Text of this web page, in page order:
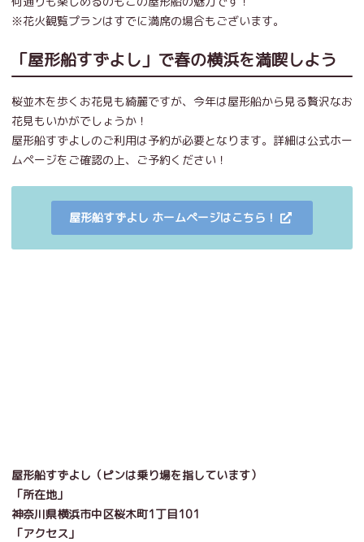
※花火観覧プランはすでに満席の場合もございます。
「屋形船すずよし」で春の横浜を満喫しよう
桜並木を歩くお花見も綺麗ですが、今年は屋形船から見る贅沢なお
花見もいかがでしょうか！
屋形船すずよしのご利用は予約が必要となります。詳細は公式ホー
ムページをご確認の上、ご予約ください！
屋形船すずよし ホームページはこちら！
屋形船すずよし（ピンは乗り場を指しています）
「所在地」
神奈川県横浜市中区桜木町1丁目101
「アクセス」